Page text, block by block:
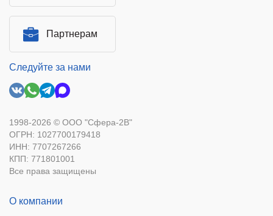
Партнерам
Следуйте за нами
1998-2026 © ООО "Сфера-2В"
ОГРН: 1027700179418
ИНН: 7707267266
КПП: 771801001
Все права защищены
О компании